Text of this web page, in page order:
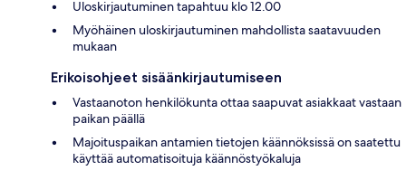
Uloskirjautuminen tapahtuu klo 12.00
Myöhäinen uloskirjautuminen mahdollista saatavuuden
mukaan
Erikoisohjeet sisäänkirjautumiseen
Vastaanoton henkilökunta ottaa saapuvat asiakkaat vastaan
paikan päällä
Majoituspaikan antamien tietojen käännöksissä on saatettu
käyttää automatisoituja käännöstyökaluja